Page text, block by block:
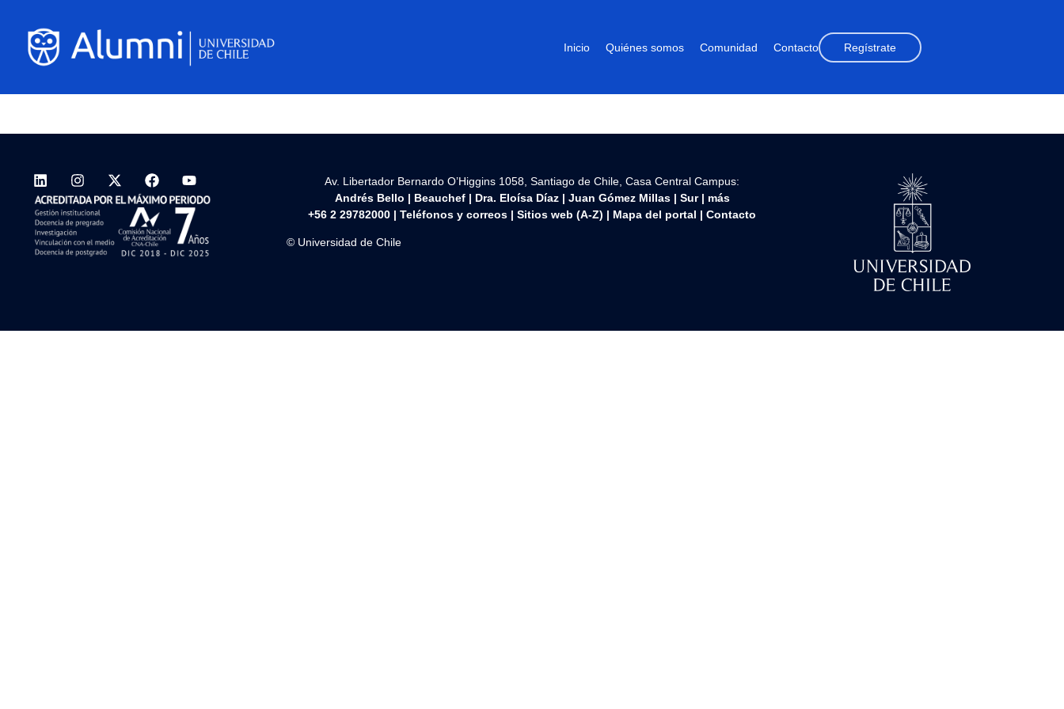
Inicio Quiénes somos Comunidad Contacto Regístrate
Av. Libertador Bernardo O’Higgins 1058, Santiago de Chile, Casa Central Campus:
Andrés Bello | Beauchef| Dra. Eloísa Díaz| Juan Gómez Millas| Sur| más
+56 2 29782000 | Teléfonos y correos | Sitios web (A-Z) | Mapa del portal | Contacto
© Universidad de Chile